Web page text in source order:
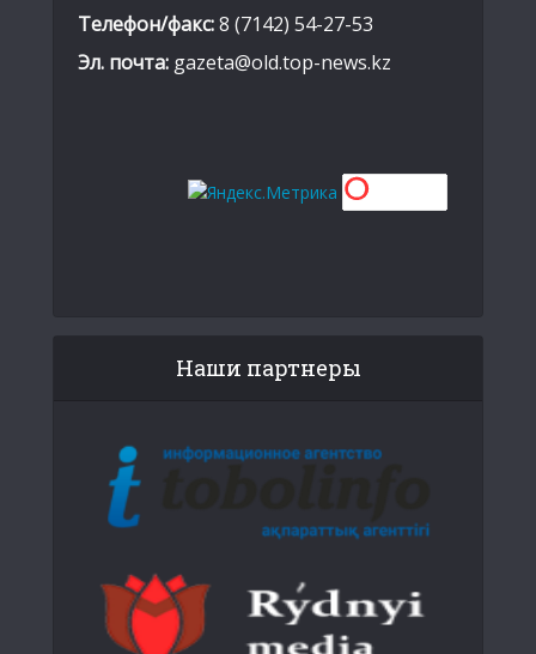
Телефон/факс:8 (7142) 54-27-53
Эл. почта: gazeta@old.top-news.kz
Наши партнеры